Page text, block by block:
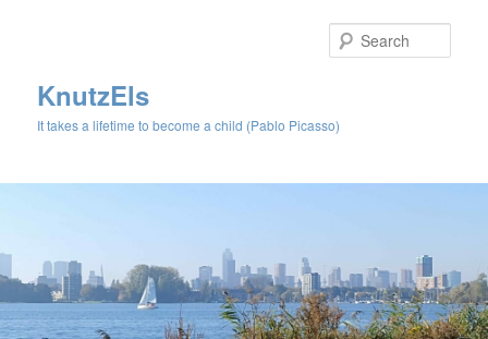
KnutzEls
It takes a lifetime to become a child (Pablo Picasso)